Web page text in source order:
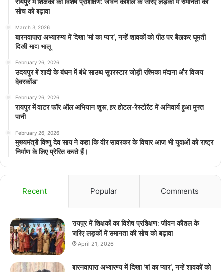
रायपुर में शिक्षकों का विशेष प्रशिक्षण: जीवन कौशल के जरिए लड़कों में समानता की
सोच को बढ़ावा
March 3, 2026
बारनवापारा अभ्यारण्य में दिखा ‘मां का प्यार’, नन्हें शावकों को पीठ पर बैठाकर घूमती
दिखी मादा भालू
February 26, 2026
उदयपुर में शादी के बंधन में बंधे साउथ सुपरस्टार जोड़ी रश्मिका मंदाना और विजय
देवरकोंडा
February 26, 2026
रायपुर में वाटर फॉर ऑल अभियान शुरू, हर होटल-रेस्टोरेंट में अनिवार्य हुआ मुफ्त
पानी
February 26, 2026
मुख्यमंत्री विष्णु देव साय ने कहा कि वीर सावरकर के विचार आज भी युवाओं को राष्ट्र
निर्माण के लिए प्रेरित करते हैं।
Recent Popular Comments
रायपुर में शिक्षकों का विशेष प्रशिक्षण: जीवन कौशल के
जरिए लड़कों में समानता की सोच को बढ़ावा
April 21, 2026
बारनवापारा अभ्यारण्य में दिखा ‘मां का प्यार’, नन्हें शावकों को